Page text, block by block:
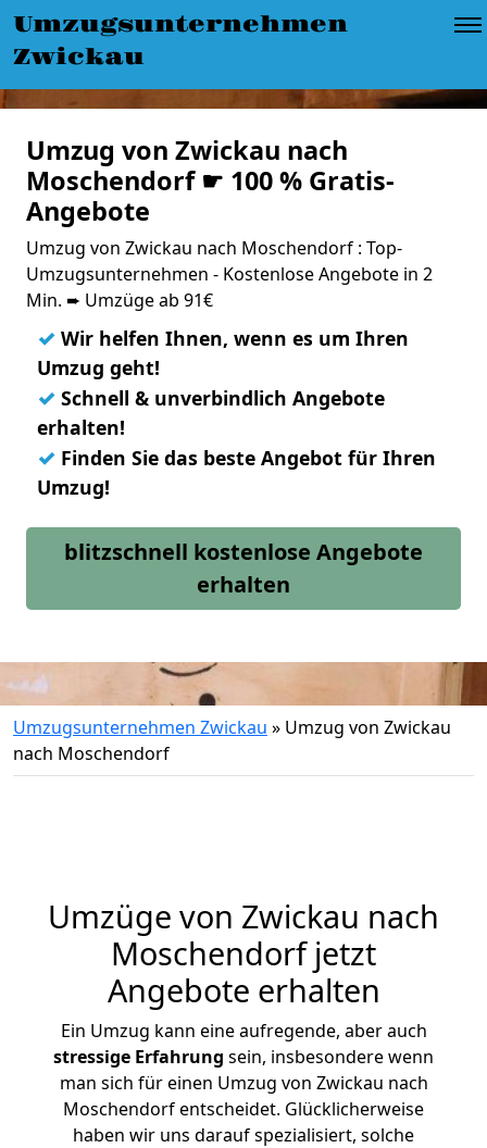
Umzugsunternehmen
Zwickau
Umzug von Zwickau nach
Moschendorf ☛ 100 % Gratis-
Angebote
Umzug von Zwickau nach Moschendorf : Top-
Umzugsunternehmen - Kostenlose Angebote in 2
Min. ➨ Umzüge ab 91€
✓ Wir helfen Ihnen, wenn es um Ihren
Umzug geht!
✓ Schnell & unverbindlich Angebote
erhalten!
✓ Finden Sie das beste Angebot für Ihren
Umzug!
blitzschnell kostenlose Angebote
erhalten
Umzugsunternehmen Zwickau » Umzug von Zwickau
nach Moschendorf
Umzüge von Zwickau nach
Moschendorf jetzt
Angebote erhalten
Ein Umzug kann eine aufregende, aber auch
stressige Erfahrung sein, insbesondere wenn
man sich für einen Umzug von Zwickau nach
Moschendorf entscheidet. Glücklicherweise
haben wir uns darauf spezialisiert, solche